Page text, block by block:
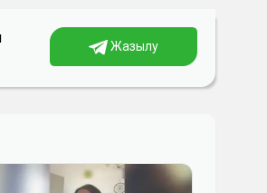
Жазылу